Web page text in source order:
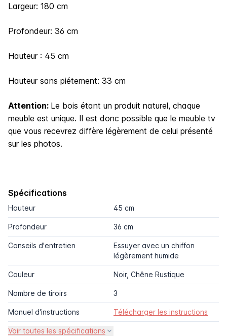
Largeur: 180 cm
Profondeur: 36 cm
Hauteur : 45 cm
Hauteur sans piétement: 33 cm
Attention: Le bois étant un produit naturel, chaque
meuble est unique. Il est donc possible que le meuble tv
que vous recevrez diffère légèrement de celui présenté
sur les photos.
Spécifications
Hauteur 45 cm
Profondeur 36 cm
Conseils d'entretien
Essuyer avec un chiffon
légèrement humide
Couleur Noir, Chêne Rustique
Nombre de tiroirs 3
Manuel d'instructions Télécharger les instructions
Voir toutes les spécifications